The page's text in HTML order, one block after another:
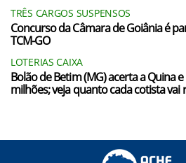
TRÊS CARGOS SUSPENSOS
Concurso da Câmara de Goiânia é
TCM-GO
LOTERIAS CAIXA
Bolão de Betim (MG) acerta a Quina
milhões; veja quanto cada cotista vai